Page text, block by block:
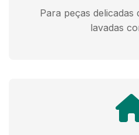
Para peças delicadas
lavadas